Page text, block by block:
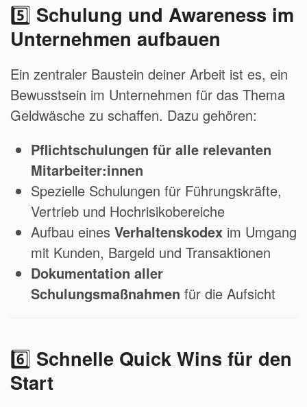
5️⃣ Schulung und Awareness im
Unternehmen aufbauen
Ein zentraler Baustein deiner Arbeit ist es, ein
Bewusstsein im Unternehmen für das Thema
Geldwäsche zu schaffen. Dazu gehören:
Pflichtschulungen für alle relevanten
Mitarbeiter:innen
Spezielle Schulungen für Führungskräfte,
Vertrieb und Hochrisikobereiche
Aufbau eines Verhaltenskodex im Umgang
mit Kunden, Bargeld und Transaktionen
Dokumentation aller
Schulungsmaßnahmen für die Aufsicht
6️⃣ Schnelle Quick Wins für den
Start